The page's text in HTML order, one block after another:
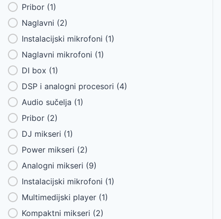
Pribor (1)
Naglavni (2)
Instalacijski mikrofoni (1)
Naglavni mikrofoni (1)
DI box (1)
DSP i analogni procesori (4)
Audio sučelja (1)
Pribor (2)
DJ mikseri (1)
Power mikseri (2)
Analogni mikseri (9)
Instalacijski mikrofoni (1)
Multimedijski player (1)
Kompaktni mikseri (2)